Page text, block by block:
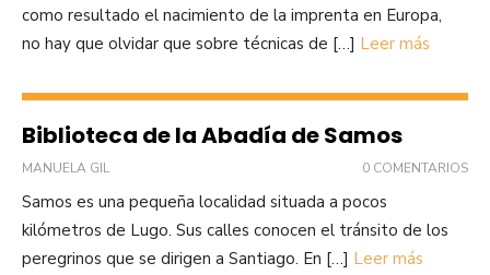
como resultado el nacimiento de la imprenta en Europa,
no hay que olvidar que sobre técnicas de […] Leer más
Biblioteca de la Abadía de Samos
MANUELA GIL 0 COMENTARIOS
Samos es una pequeña localidad situada a pocos
kilómetros de Lugo. Sus calles conocen el tránsito de los
peregrinos que se dirigen a Santiago. En […] Leer más